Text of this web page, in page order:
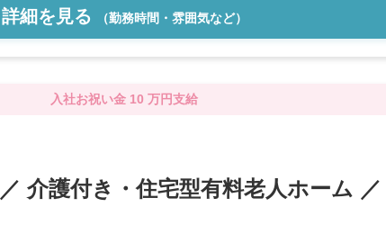
詳細を見る （勤務時間・雰囲気など）
入社お祝い金 10 万円支給
介護付き・住宅型有料老人ホーム